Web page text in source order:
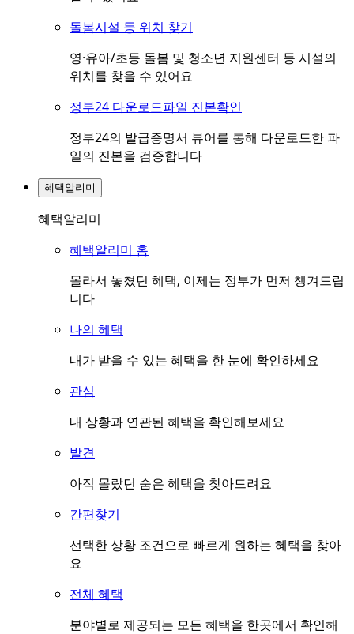
돌봄시설 등 위치 찾기
영·유아/초등 돌봄 및 청소년 지원센터 등 시설의
위치를 찾을 수 있어요
정부24 다운로드파일 진본확인
정부24의 발급증명서 뷰어를 통해 다운로드한 파
일의 진본을 검증합니다
혜택알리미
혜택알리미
혜택알리미 홈
몰라서 놓쳤던 혜택, 이제는 정부가 먼저 챙겨드립
니다
나의 혜택
내가 받을 수 있는 혜택을 한 눈에 확인하세요
관심
내 상황과 연관된 혜택을 확인해보세요
발견
아직 몰랐던 숨은 혜택을 찾아드려요
간편찾기
선택한 상황 조건으로 빠르게 원하는 혜택을 찾아
요
전체 혜택
분야별로 제공되는 모든 혜택을 한곳에서 확인해